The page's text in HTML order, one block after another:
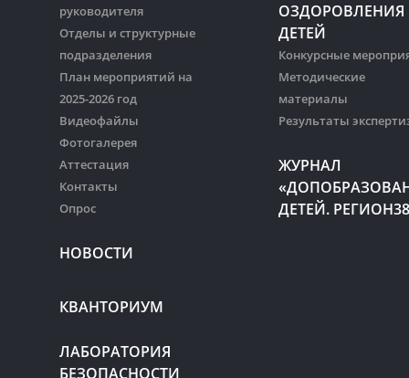
руководителя
Отделы и структурные
подразделения
План мероприятий на
2025-2026 год
Видеофайлы
Фотогалерея
Аттестация
Контакты
Опрос
НОВОСТИ
ОЗДОРОВЛЕНИЯ
ДЕТЕЙ
Конкурсные
Методические
материалы
Результаты
ЖУРНАЛ
ДЕТЕЙ.
КВАНТОРИУМ
ЛАБОРАТОРИЯ
БЕЗОПАСНОСТИ